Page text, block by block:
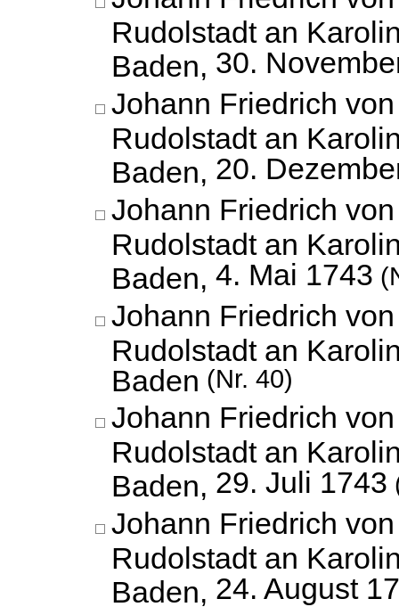
Rudolstadt an
Baden, 30.
Johann Friedrich
Rudolstadt an
Baden, 20.
Johann Friedrich
Rudolstadt an
Baden, 4. Mai 1743
Johann Friedrich
Rudolstadt an
Baden (Nr. 40)
Johann Friedrich
Rudolstadt an
Baden, 29. Juli 1743
Johann Friedrich
Rudolstadt an
Baden, 24. August